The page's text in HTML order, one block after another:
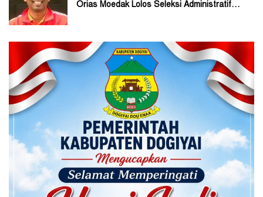
Orias Moedak Lolos Seleksi Administratif